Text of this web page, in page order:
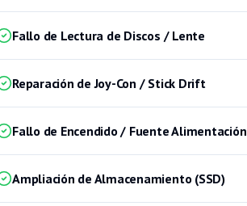
Fallo de Lectura de Discos / Lente
Reparación de Joy-Con / Stick Drift
Fallo de Encendido / Fuente Alimentación
Ampliación de Almacenamiento (SSD)